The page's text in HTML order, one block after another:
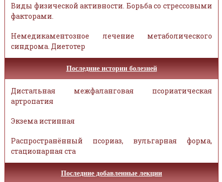
Виды физической активности. Борьба со стрессовыми
факторами.
Немедикаментозное лечение метаболического
синдрома. Диетотер
Последние истории болезней
Дистальная межфаланговая псориатическая
артропатия
Экзема истинная
Распространённый псориаз, вульгарная форма,
стационарная ста
Последние добавленные лекции